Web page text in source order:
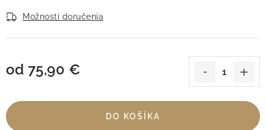
Možnosti doručenia
od 75,90 €
DO KOŠÍKA